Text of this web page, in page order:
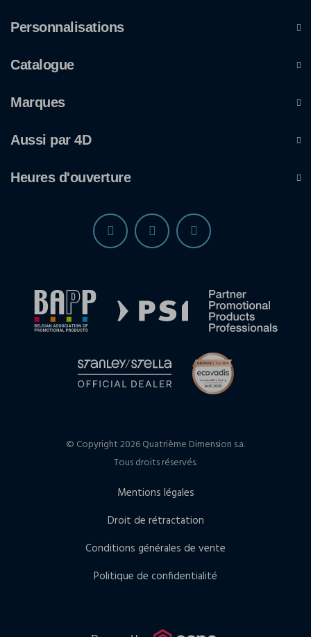
Personnalisations
Catalogue
Marques
Aussi par 4D
Heures d'ouverture
© Copyright 2026 Quatrième Dimension s.a.
Tous droits réservés.
Mentions légales
Droit de rétractation
Conditions générales de vente
Politique de confidentialité